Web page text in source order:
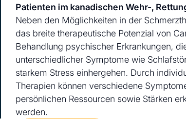
Patienten im kanadischen Wehr-,
Neben den Möglichkeiten in der
das breite therapeutische Potenzial von
Behandlung psychischer Erkrankungen,
unterschiedlicher Symptome wie
starkem Stress einhergehen. Durch
Therapien können verschiedene
persönlichen Ressourcen sowie Stärken
werden.